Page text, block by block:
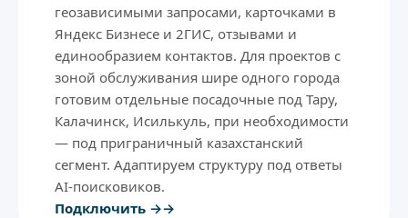
геозависимыми запросами, карточками в
Яндекс Бизнесе и 2ГИС, отзывами и
единообразием контактов. Для проектов с
зоной обслуживания шире одного города
готовим отдельные посадочные под Тару,
Калачинск, Исилькуль, при необходимости
— под приграничный казахстанский
сегмент. Адаптируем структуру под ответы
AI-поисковиков.
Подключить →